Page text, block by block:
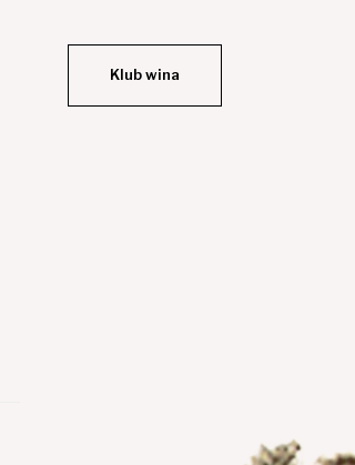
Klub wina